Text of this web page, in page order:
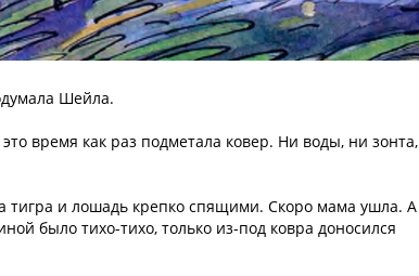
Шейла.
время как раз подметала ковер. Ни воды, ни зонта,
тигра и лошадь крепко спящими. Скоро мама ушла. А
было тихо-тихо, только из-под ковра доносился